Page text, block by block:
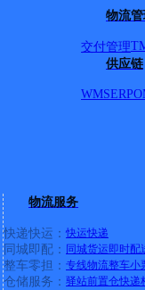
物流
交付管理
供应链
WMSERP
物流服务
快递快运： 快运快递
同城即配： 同城货运即时配
整车零担： 专线物流整车小
仓储服务： 驿站前置仓快递